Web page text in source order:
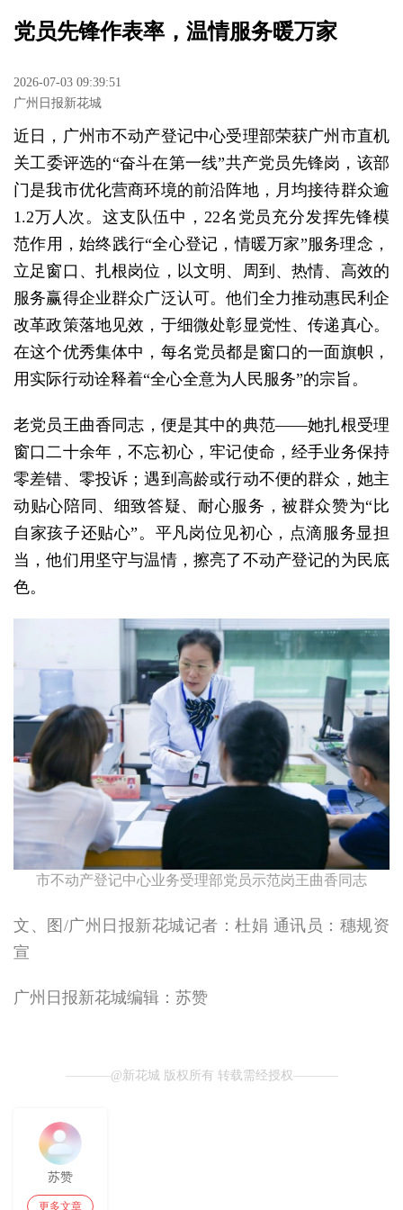
党员先锋作表率，温情服务暖万家
2026-07-03 09:39:51
广州日报新花城
近日，广州市不动产登记中心受理部荣获广州市直机
关工委评选的“奋斗在第一线”共产党员先锋岗，该部
门是我市优化营商环境的前沿阵地，月均接待群众逾
1.2万人次。这支队伍中，22名党员充分发挥先锋模
范作用，始终践行“全心登记，情暖万家”服务理念，
立足窗口、扎根岗位，以文明、周到、热情、高效的
服务赢得企业群众广泛认可。他们全力推动惠民利企
改革政策落地见效，于细微处彰显党性、传递真心。
在这个优秀集体中，每名党员都是窗口的一面旗帜，
用实际行动诠释着“全心全意为人民服务”的宗旨。
老党员王曲香同志，便是其中的典范——她扎根受理
窗口二十余年，不忘初心，牢记使命，经手业务保持
零差错、零投诉；遇到高龄或行动不便的群众，她主
动贴心陪同、细致答疑、耐心服务，被群众赞为“比
自家孩子还贴心”。平凡岗位见初心，点滴服务显担
当，他们用坚守与温情，擦亮了不动产登记的为民底
色。
市不动产登记中心业务受理部党员示范岗王曲香同志
文、图/广州日报新花城记者：杜娟 通讯员：穗规资
宣
广州日报新花城编辑：苏赞
@新花城 版权所有 转载需经授权
苏赞
更多文章